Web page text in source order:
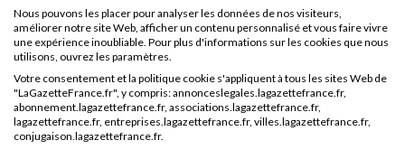
Mentions légales
CGU/CGV
Données personnelles
Nous pouvons les placer pour analyser les données de nos visiteurs,
améliorer notre site Web, afficher un contenu personnalisé et vous faire vivre
une expérience inoubliable. Pour plus d'informations sur les cookies que nous
utilisons, ouvrez les paramètres.
Votre consentement et la politique cookie s'appliquent à tous les sites Web de
"LaGazetteFrance.fr", y compris: annonceslegales.lagazettefrance.fr,
abonnement.lagazettefrance.fr, associations.lagazettefrance.fr,
lagazettefrance.fr, entreprises.lagazettefrance.fr, villes.lagazettefrance.fr,
conjugaison.lagazettefrance.fr.